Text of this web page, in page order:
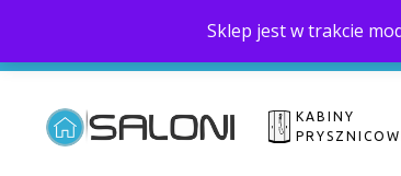
Sklep jest w trakcie
KABINY